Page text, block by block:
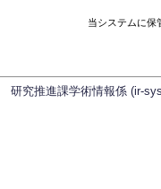
当システムに保
研究推進課学術情報係 (ir-